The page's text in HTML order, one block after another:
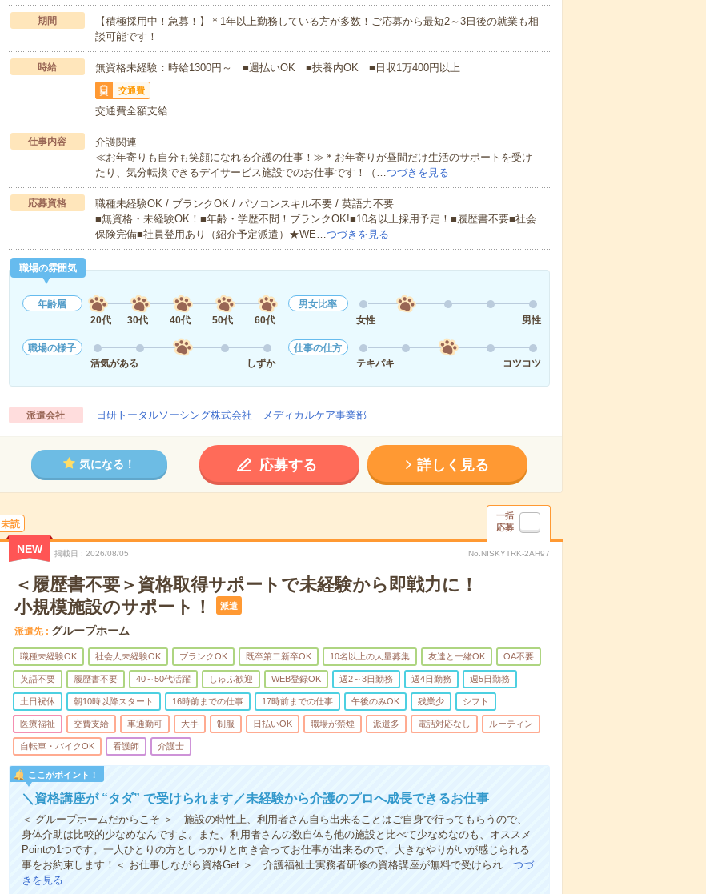
期間
【積極採用中！急募！】＊1年以上勤務している方が多数！ご応募から最短2～3日後の就業も相
談可能です！
時給 無資格未経験：時給1300円～ ■週払いOK ■扶養内OK ■日収1万400円以上
交通費
交通費全額支給
仕事内容
介護関連
≪お年寄りも自分も笑顔になれる介護の仕事！≫＊お年寄りが昼間だけ生活のサポートを受け
たり、気分転換できるデイサービス施設でのお仕事です！（…つづきを見る
応募資格
職種未経験OK / ブランクOK / パソコンスキル不要 / 英語力不要
■無資格・未経験OK！■年齢・学歴不問！ブランクOK!■10名以上採用予定！■履歴書不要■社会
保険完備■社員登用あり（紹介予定派遣）★WE…つづきを見る
職場の雰囲気
年齢層
20代
30代 40代 50代 60代
男女比率
女性
男性
職場の様子
活気がある
しずか
仕事の仕方
テキパキ
コツコツ
派遣会社 日研トータルソーシング株式会社 メディカルケア事業部
気になる！ 応募する 詳しく見る
未読
一括
応募
NEW 掲載日 2026/08/05 No.NISKYTRK-2AH97
＜履歴書不要＞資格取得サポートで未経験から即戦力に！
小規模施設のサポート！
派遣
派遣先 グループホーム
職種未経験OK 社会人未経験OK ブランクOK 既卒第二新卒OK 10名以上の大量募集 友達と一緒OK OA不要
英語不要 履歴書不要 40～50代活躍 しゅふ歓迎 WEB登録OK 週2～3日勤務 週4日勤務 週5日勤務
土日祝休 朝10時以降スタート 16時前までの仕事 17時前までの仕事 午後のみOK 残業少 シフト
医療福祉 交費支給 車通勤可 大手 制服 日払いOK 職場が禁煙 派遣多 電話対応なし ルーティン
自転車・バイクOK 看護師 介護士
ここがポイント！
＼資格講座が “タダ” で受けられます／未経験から介護のプロへ成長できるお仕事
＜ グループホームだからこそ ＞ 施設の特性上、利用者さん自ら出来ることはご自身で行ってもらうので、
身体介助は比較的少なめなんですよ。また、利用者さんの数自体も他の施設と比べて少なめなのも、オススメ
Pointの1つです。一人ひとりの方としっかりと向き合ってお仕事が出来るので、大きなやりがいが感じられる
事をお約束します！＜ お仕事しながら資格Get ＞ 介護福祉士実務者研修の資格講座が無料で受けられ…つづ
きを見る